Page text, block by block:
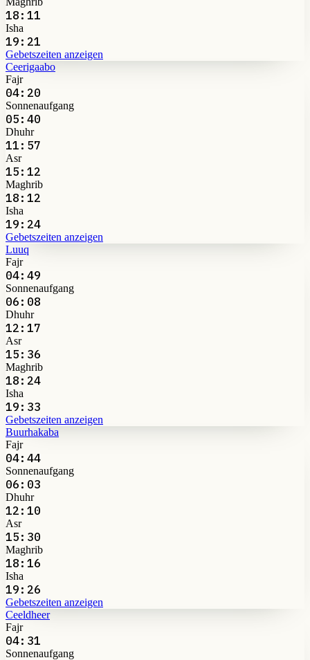
18:11
Isha
19:21
Gebetszeiten anzeigen
Ceerigaabo
Fajr
04:20
Sonnenaufgang
05:40
Dhuhr
11:57
Asr
15:12
Maghrib
18:12
Isha
19:24
Gebetszeiten anzeigen
Luuq
Fajr
04:49
Sonnenaufgang
06:08
Dhuhr
12:17
Asr
15:36
Maghrib
18:24
Isha
19:33
Gebetszeiten anzeigen
Buurhakaba
Fajr
04:44
Sonnenaufgang
06:03
Dhuhr
12:10
Asr
15:30
Maghrib
18:16
Isha
19:26
Gebetszeiten anzeigen
Ceeldheer
Fajr
04:31
Sonnenaufgang